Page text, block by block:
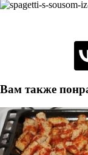
Вам также